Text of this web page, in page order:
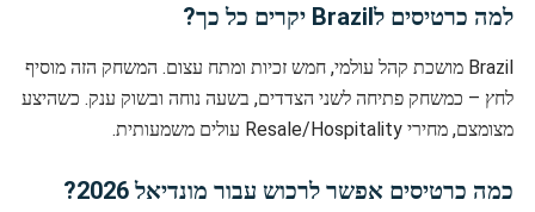
למה כרטיסים לBrazil יקרים כל כך?
Brazil מושכת קהל עולמי, חמש זכיות ומתח עצום. המשחק הזה מוסיף
לחץ – כמשחק פתיחה לשני הצדדים, בשעה נוחה ובשוק ענק. כשהיצע
מצומצם, מחירי Resale/Hospitality עולים משמעותית.
כמה כרטיסים אפשר לרכוש עבור מונדיאל 2026?